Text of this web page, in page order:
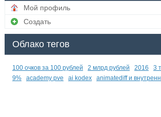
Мой профиль
Создать
Облако тегов
100 очков за 100 рублей 2 млрд рублей 2016 3
9%
academy pve ai kodex animatediff и